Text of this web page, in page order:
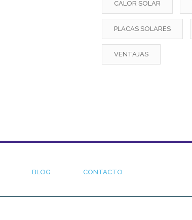
CALOR SOLAR
PLACAS SOLARES
VENTAJAS
BLOG CONTACTO